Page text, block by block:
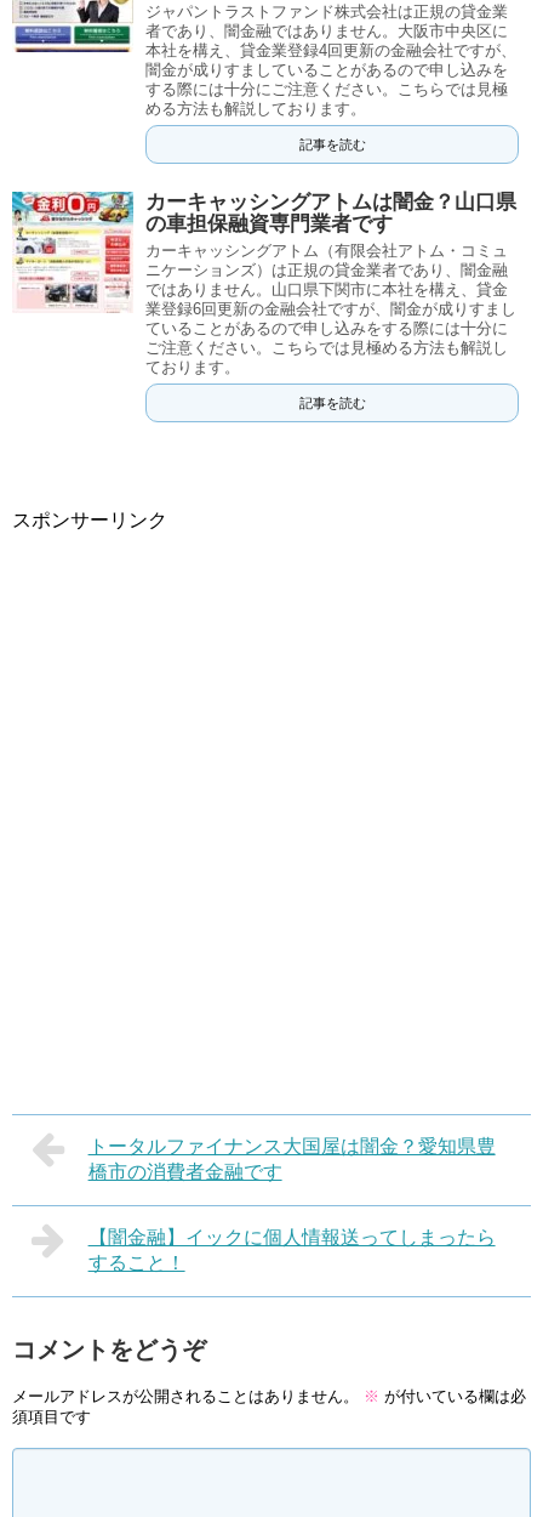
ジャパントラストファンド株式会社は正規の貸金業
者であり、闇金融ではありません。大阪市中央区に
本社を構え、貸金業登録4回更新の金融会社ですが、
闇金が成りすましていることがあるので申し込みを
する際には十分にご注意ください。こちらでは見極
める方法も解説しております。
記事を読む
カーキャッシングアトムは闇金？山口県
の車担保融資専門業者です
カーキャッシングアトム（有限会社アトム・コミュ
ニケーションズ）は正規の貸金業者であり、闇金融
ではありません。山口県下関市に本社を構え、貸金
業登録6回更新の金融会社ですが、闇金が成りすまし
ていることがあるので申し込みをする際には十分に
ご注意ください。こちらでは見極める方法も解説し
ております。
記事を読む
スポンサーリンク
トータルファイナンス大国屋は闇金？愛知県豊
橋市の消費者金融です
【闇金融】イックに個人情報送ってしまったら
すること！
コメントをどうぞ
メールアドレスが公開されることはありません。 ※ が付いている欄は必
須項目です